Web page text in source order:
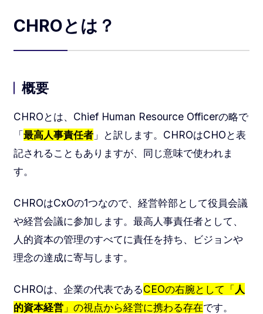
CHROとは？
概要
CHROとは、Chief Human Resource Officerの略で
「最高人事責任者」と訳します。CHROはCHOと表
記されることもありますが、同じ意味で使われま
す。
CHROはCxOの1つなので、経営幹部として役員会議
や経営会議に参加します。最高人事責任者として、
人的資本の管理のすべてに責任を持ち、ビジョンや
理念の達成に寄与します。
CHROは、企業の代表であるCEOの右腕として「人
的資本経営」の視点から経営に携わる存在です。